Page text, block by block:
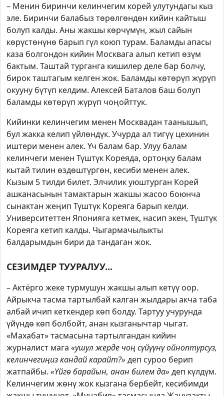
– Менин биринчи келинчегим корей улутундагы кыз
эле. Биринчи балабыз төрөлгөндөн кийин кайтыш
болуп калды. Аны жакшы көрчүмүн, жыл сайын
көрүстөнүнө барып гүл коюп турам. Баламды апасы
каза болгондон кийин Москвага алып кетип өзүм
бактым. Таштай турганга кишилер деле бар болчу,
бирок таштагым келген жок. Баламды көтөрүп жүрүп
окууну бүтүп келдим. Алексей Баталов баш болуп
баламды көтөрүп жүрүп чоңойттук.
Кийинки келинчегим менен Москвадан таанышып,
бул жакка келип үйлөндүк. Учурда ал тигүү цехинин
иштери менен алек. Үч балам бар. Улуу балам
келинчеги менен Түштүк Кореяда, ортоңку балам
кытай тилин өздөштүргөн, кесиби менен алек.
Кызым 5 тилди билет. Элчилик уюштурган Корей
ашканасынын тамактарын жакшы жасоо боюнча
сынактан жеңип Түштүк Кореяга барып келди.
Университеттен Японияга кетмек, насип экен, Түштүк
Кореяга кетип калды. Чыгармачылыкты
балдарымдын бири да тандаган жок.
СЕЗИМДЕР ТУУРАЛУУ...
– Актёрго жеке турмушун жакшы алып кетүү оор.
Айрыкча тасма тартылбай калган жылдары акча таба
албай ичип кеткендер көп болду. Тартуу учурунда
үйүндө көп болбойт, анан кызганычтар чыгат.
«Махабат» тасмасына тартылгандан кийин
журналист мага «ушул жерде чоң сүйүүнү ойноптурсуз,
келинчегиңиз кандай карайт?» деп суроо берип
жатпайбы. «Үйгө барайын, анан билем да» деп күлдүм.
Келинчегим жөнү жок кызгана бербейт, кесибимди